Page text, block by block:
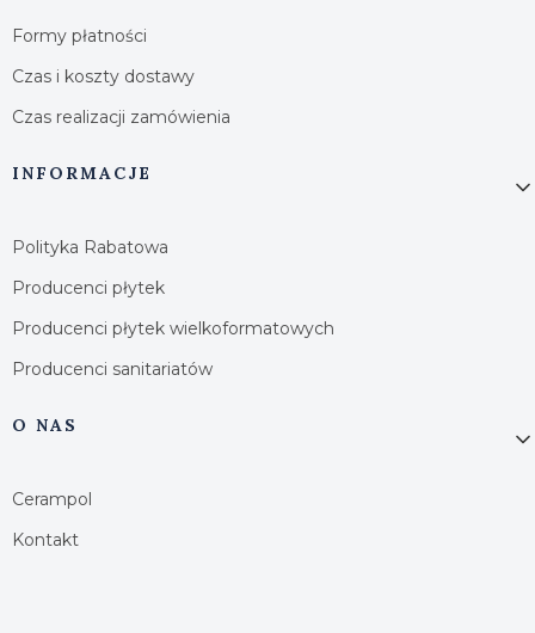
Formy płatności
Czas i koszty dostawy
Czas realizacji zamówienia
INFORMACJE
Polityka Rabatowa
Producenci płytek
Producenci płytek wielkoformatowych
Producenci sanitariatów
O NAS
Cerampol
Kontakt